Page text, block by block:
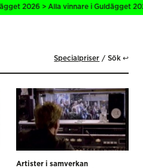
2026 > Alla vinnare i Guldägget
Specialpriser Sök ↩
Artister i samverkan